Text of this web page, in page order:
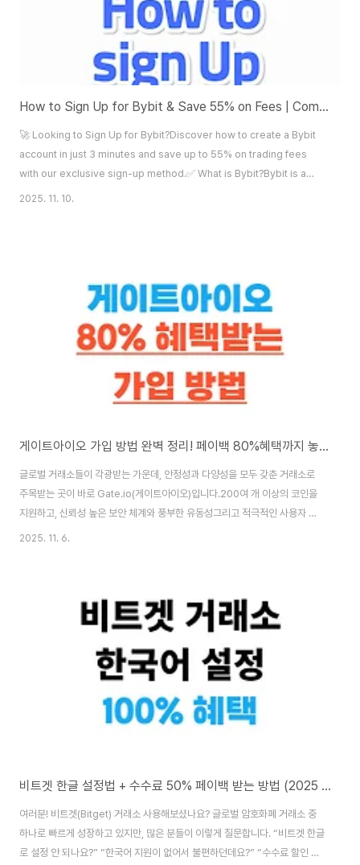
How to Sign Up for Bybit & Save 55% on Fees | Complete Guide for Beginners
🚀 Looking to Sign Up for Bybit?Discover how to create a Bybit
account in just 3 minutes and save up to 55% on trading fees
with our exclusive sign-up method.✅ What is Bybit?Bybit is a
leading global cryptocurrency derivatives exchange. It offers a
2025. 11. 10.
게이트아이오 가입 방법 완벽 정리! 페이백 80%혜택까지 놓치지 마세요
글로벌 거래소들이 각광받는 가운데, 안정성과 다양성을 모두 갖춘 거래소로
주목받는 곳이 바로 Gate.io(게이트아이오)입니다.200여 개 이상의 코인을
지원하고, 신뢰성 높은 보안 체계와 풍부한 유동성그리고 적극적인 사용자 이
벤트 덕분에 국내 투자자들의 관심도 점점 높아지고 있는데요.오늘은 ✔️ 게이
활발히 이용 중입니다.📌 주요 특징1,700개 이상의 거래쌍 지원강력한 보안
시스템파생상품(선물), 카피트레이딩, 런치패드 등 다양한 기능낮은 거래 수수
료와 다국적 지원한국어..
2025. 11. 6.
비트겟 한글 설정법 + 수수료 50% 페이백 받는 방법 (2025 최신 가이드)
여러분! 비트겟(Bitget) 거래소 사용해보셨나요? 글로벌 암호화폐 거래소 중
하나로 빠르게 성장하고 있지만, 많은 분들이 이렇게 질문합니다. “비트겟 한글
로 설정 안 되나요?” “한국어 지원이 없어서 불편하던데요?” “수수료 할인 혜